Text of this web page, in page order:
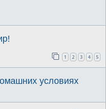
1 2 3 4 5
условиях